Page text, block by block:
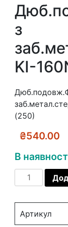
з
KI-
(250)
₴540.00
В
з
KI-
160N
Артикул